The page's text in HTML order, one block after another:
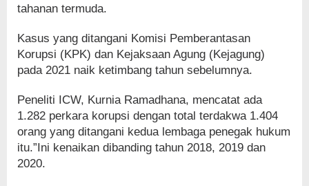
tahanan termuda.
Kasus yang ditangani Komisi Pemberantasan
Korupsi (KPK) dan Kejaksaan Agung (Kejagung)
pada 2021 naik ketimbang tahun sebelumnya.
Peneliti ICW, Kurnia Ramadhana, mencatat ada
1.282 perkara korupsi dengan total terdakwa 1.404
orang yang ditangani kedua lembaga penegak hukum
itu.”Ini kenaikan dibanding tahun 2018, 2019 dan
2020.